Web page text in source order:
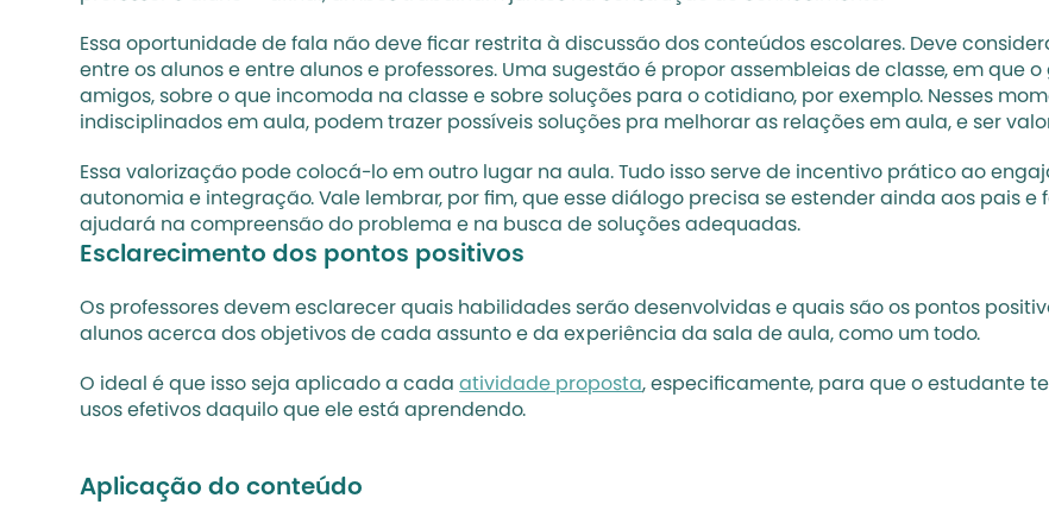
Essa oportunidade de fala não deve ficar restrita à discussão dos conteúdos escolares. Deve
entre os alunos e entre alunos e professores. Uma sugestão é propor assembleias de classe, em que
amigos, sobre o que incomoda na classe e sobre soluções para o cotidiano, por exemplo. Nesses
indisciplinados em aula, podem trazer possíveis soluções pra melhorar as relações em aula, e ser
Essa valorização pode colocá-lo em outro lugar na aula. Tudo isso serve de incentivo prático ao
autonomia e integração. Vale lembrar, por fim, que esse diálogo precisa se estender ainda aos pais
ajudará na compreensão do problema e na busca de soluções adequadas.
Esclarecimento dos pontos positivos
Os professores devem esclarecer quais habilidades serão desenvolvidas e quais são os pontos
alunos acerca dos objetivos de cada assunto e da experiência da sala de aula, como um todo.
O ideal é que isso seja aplicado a cada atividade proposta, especificamente, para que o estudante
usos efetivos daquilo que ele está aprendendo.
Aplicação do conteúdo